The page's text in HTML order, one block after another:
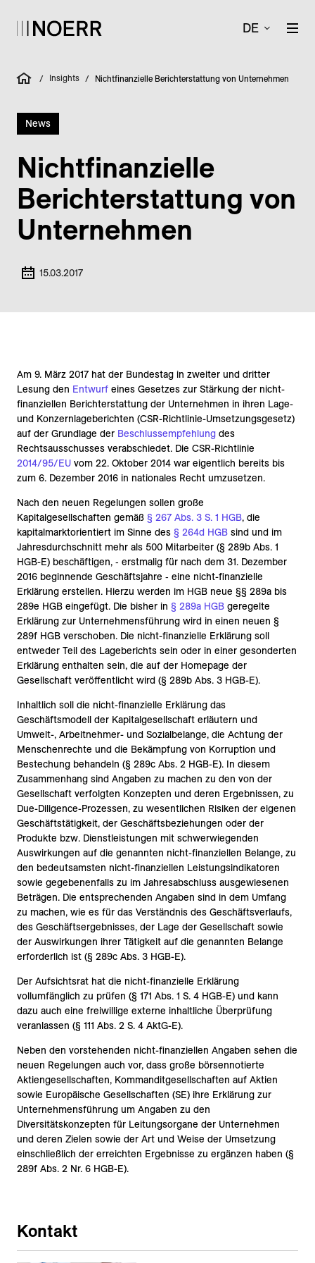
DE
/ Insights / Nichtfinanzielle Berichterstattung von Unternehmen
News
Nicht­finanzielle
Bericht­erstattung von
Unternehmen
15.03.2017
Am 9. März 2017 hat der Bundestag in zweiter und dritter
Lesung den Entwurf eines Gesetzes zur Stärkung der nicht-
finanziellen Berichterstattung der Unternehmen in ihren Lage-
und Konzernlageberichten (CSR-Richtlinie-Umsetzungsgesetz)
auf der Grundlage der Beschlussempfehlung des
Rechtsausschusses verabschiedet. Die CSR-Richtlinie
2014/95/EU vom 22. Oktober 2014 war eigentlich bereits bis
zum 6. Dezember 2016 in nationales Recht umzusetzen.
Nach den neuen Regelungen sollen große
Kapitalgesellschaften gemäß § 267 Abs. 3 S. 1 HGB, die
kapitalmarktorientiert im Sinne des § 264d HGB sind und im
Jahresdurchschnitt mehr als 500 Mitarbeiter (§ 289b Abs. 1
HGB-E) beschäftigen, ‑ erstmalig für nach dem 31. Dezember
2016 beginnende Geschäftsjahre ‑ eine nicht-finanzielle
Erklärung erstellen. Hierzu werden im HGB neue §§ 289a bis
289e HGB eingefügt. Die bisher in § 289a HGB geregelte
Erklärung zur Unternehmensführung wird in einen neuen §
289f HGB verschoben. Die nicht-finanzielle Erklärung soll
entweder Teil des Lageberichts sein oder in einer gesonderten
Erklärung enthalten sein, die auf der Homepage der
Gesellschaft veröffentlicht wird (§ 289b Abs. 3 HGB-E).
Inhaltlich soll die nicht-finanzielle Erklärung das
Geschäftsmodell der Kapitalgesellschaft erläutern und
Umwelt-, Arbeitnehmer- und Sozialbelange, die Achtung der
Menschenrechte und die Bekämpfung von Korruption und
Bestechung behandeln (§ 289c Abs. 2 HGB-E). In diesem
Zusammenhang sind Angaben zu machen zu den von der
Gesellschaft verfolgten Konzepten und deren Ergebnissen, zu
Due-Diligence-Prozessen, zu wesentlichen Risiken der eigenen
Geschäftstätigkeit, der Geschäftsbeziehungen oder der
Produkte bzw. Dienstleistungen mit schwerwiegenden
Auswirkungen auf die genannten nicht-finanziellen Belange, zu
den bedeutsamsten nicht-finanziellen Leistungsindikatoren
sowie gegebenenfalls zu im Jahresabschluss ausgewiesenen
Beträgen. Die entsprechenden Angaben sind in dem Umfang
zu machen, wie es für das Verständnis des Geschäftsverlaufs,
des Geschäftsergebnisses, der Lage der Gesellschaft sowie
der Auswirkungen ihrer Tätigkeit auf die genannten Belange
erforderlich ist (§ 289c Abs. 3 HGB-E).
Der Aufsichtsrat hat die nicht-finanzielle Erklärung
vollumfänglich zu prüfen (§ 171 Abs. 1 S. 4 HGB-E) und kann
dazu auch eine freiwillige externe inhaltliche Überprüfung
veranlassen (§ 111 Abs. 2 S. 4 AktG-E).
Neben den vorstehenden nicht-finanziellen Angaben sehen die
neuen Regelungen auch vor, dass große börsennotierte
Aktiengesellschaften, Kommanditgesellschaften auf Aktien
sowie Europäische Gesellschaften (SE) ihre Erklärung zur
Unternehmensführung um Angaben zu den
Diversitätskonzepten für Leitungsorgane der Unternehmen
und deren Zielen sowie der Art und Weise der Umsetzung
einschließlich der erreichten Ergebnisse zu ergänzen haben (§
289f Abs. 2 Nr. 6 HGB-E).
Kontakt